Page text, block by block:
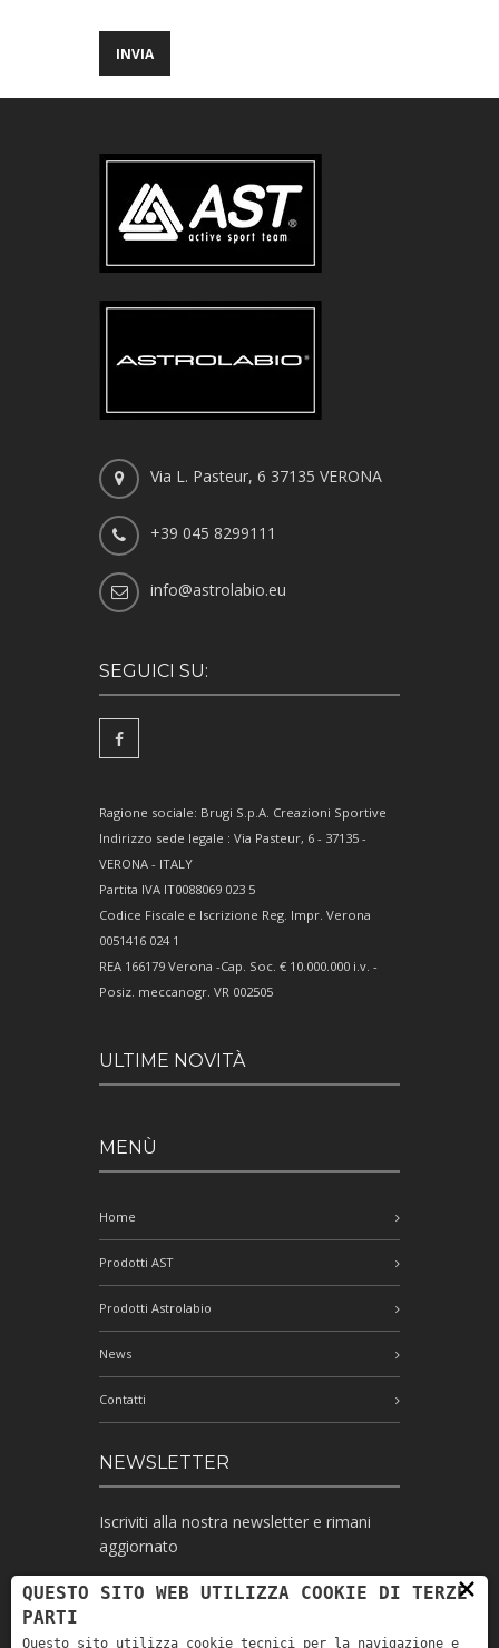
Via L. Pasteur, 6 37135 VERONA
+39 045 8299111
info@astrolabio.eu
SEGUICI SU:
Ragione sociale: Brugi S.p.A. Creazioni Sportive
Indirizzo sede legale : Via Pasteur, 6 - 37135 -
VERONA - ITALY
Partita IVA IT0088069 023 5
Codice Fiscale e Iscrizione Reg. Impr. Verona
0051416 024 1
REA 166179 Verona -Cap. Soc. € 10.000.000 i.v. -
Posiz. meccanogr. VR 002505
ULTIME NOVITÀ
MENÙ
Home
Prodotti AST
Prodotti Astrolabio
News
Contatti
NEWSLETTER
Iscriviti alla nostra newsletter e rimani
aggiornato
Ho letto l'informativa e autorizzo il
×
QUESTO SITO WEB UTILIZZA COOKIE DI TERZE
PARTI
Questo sito utilizza cookie tecnici per la navigazione e